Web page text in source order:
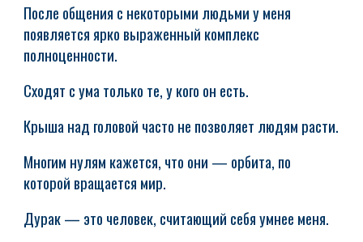
После общения с некоторыми людьми у меня
появляется ярко выраженный комплекс
полноценности.
Сходят с ума только те, у кого он есть.
Крыша над головой часто не позволяет людям расти.
Многим нулям кажется, что они — орбита, по
которой вращается мир.
Дурак — это человек, считающий себя умнее меня.